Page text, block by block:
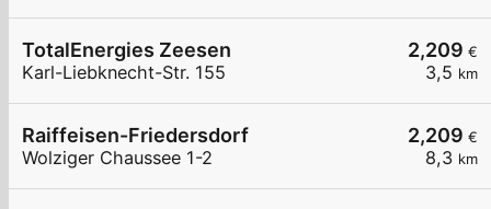
2,209 €
3,5 km
TotalEnergies Zeesen
Karl-Liebknecht-Str. 155
2,209 €
8,3 km
Raiffeisen-Friedersdorf
Wolziger Chaussee 1-2